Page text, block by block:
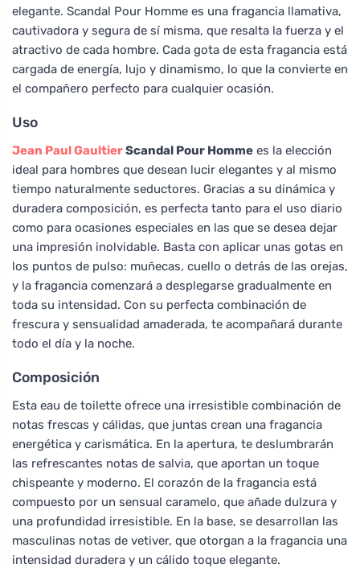
elegante. Scandal Pour Homme es una fragancia llamativa,
cautivadora y segura de sí misma, que resalta la fuerza y el
atractivo de cada hombre. Cada gota de esta fragancia está
cargada de energía, lujo y dinamismo, lo que la convierte en
el compañero perfecto para cualquier ocasión.
Uso
Jean Paul GaultierScandal Pour Homme es la elección
ideal para hombres que desean lucir elegantes y al mismo
tiempo naturalmente seductores. Gracias a su dinámica y
duradera composición, es perfecta tanto para el uso diario
como para ocasiones especiales en las que se desea dejar
una impresión inolvidable. Basta con aplicar unas gotas en
los puntos de pulso: muñecas, cuello o detrás de las orejas,
y la fragancia comenzará a desplegarse gradualmente en
toda su intensidad. Con su perfecta combinación de
frescura y sensualidad amaderada, te acompañará durante
todo el día y la noche.
Composición
Esta eau de toilette ofrece una irresistible combinación de
notas frescas y cálidas, que juntas crean una fragancia
energética y carismática. En la apertura, te deslumbrarán
las refrescantes notas de salvia, que aportan un toque
chispeante y moderno. El corazón de la fragancia está
compuesto por un sensual caramelo, que añade dulzura y
una profundidad irresistible. En la base, se desarrollan las
masculinas notas de vetiver, que otorgan a la fragancia una
intensidad duradera y un cálido toque elegante.